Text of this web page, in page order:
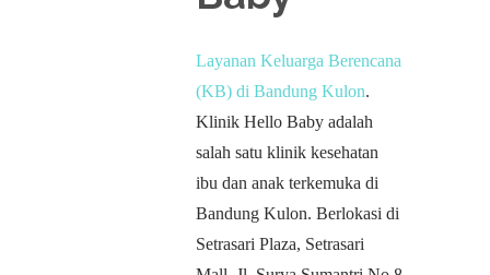
Layanan Keluarga Berencana
(KB) di Bandung Kulon.
Klinik Hello Baby adalah
salah satu klinik kesehatan
ibu dan anak terkemuka di
Bandung Kulon. Berlokasi di
Setrasari Plaza, Setrasari